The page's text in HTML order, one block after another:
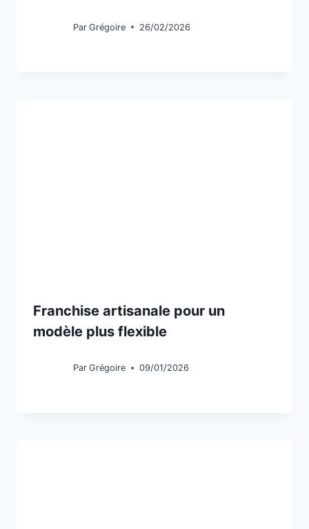
Par Grégoire 26/02/2026
Franchise artisanale pour un
modèle plus flexible
Par Grégoire 09/01/2026